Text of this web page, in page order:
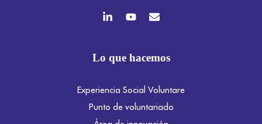
Lo que hacemos
Experiencia Social Voluntare
Punto de voluntariado